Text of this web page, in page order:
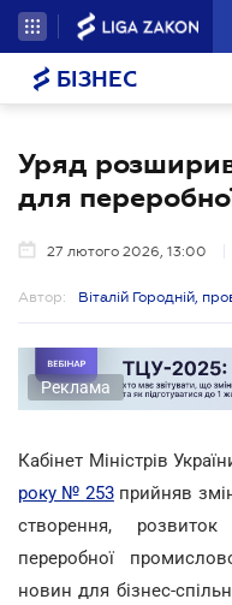
БІЗНЕС
Уряд
для
27 лютого 2026, 13:00
Автор: Віталій Городній,
Реклама
Кабінет Міністрів
року № 253прийняв
створення,
переробної
новин для бізнес-